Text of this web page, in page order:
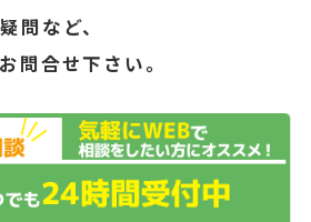
問など、
問合せ下さい。